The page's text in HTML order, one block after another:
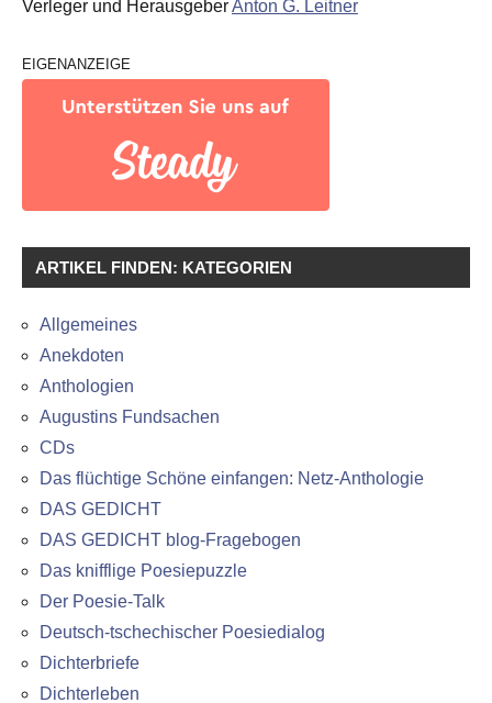
Verleger und HerausgeberAnton G. Leitner
EIGENANZEIGE
ARTIKEL FINDEN: KATEGORIEN
Allgemeines
Anekdoten
Anthologien
Augustins Fundsachen
CDs
Das flüchtige Schöne einfangen: Netz-Anthologie
DAS GEDICHT
DAS GEDICHT blog-Fragebogen
Das knifflige Poesiepuzzle
Der Poesie-Talk
Deutsch-tschechischer Poesiedialog
Dichterbriefe
Dichterleben